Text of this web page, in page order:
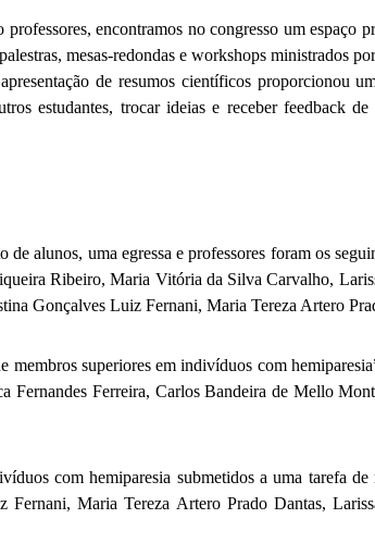
encontramos no congresso um
mesas-redondas e workshops ministrados
de resumos científicos proporcionou
estudantes, trocar ideias e receber feedback
alunos, uma egressa e professores foram os
Ribeiro, Maria Vitória da Silva Carvalho,
Gonçalves Luiz Fernani, Maria Tereza Artero
superiores em indivíduos com
Fernandes Ferreira, Carlos Bandeira de Mello
com hemiparesia submetidos a uma tarefa
Maria Tereza Artero Prado Dantas,